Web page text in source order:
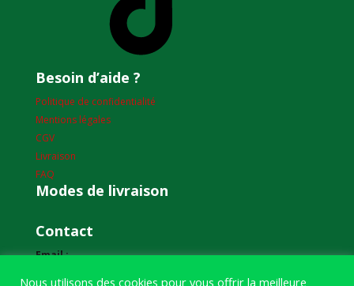
Besoin d’aide ?
Politique de confidentialité
Mentions légales
CGV
Livraison
FAQ
Modes de livraison
Contact
Email :
Nous utilisons des cookies pour vous offrir la meilleure